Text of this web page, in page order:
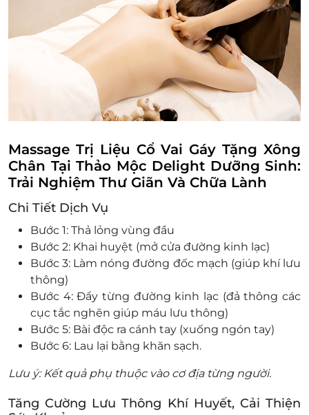
Massage Trị Liệu Cổ Vai Gáy Tặng Xông
Chân Tại Thảo Mộc Delight Dưỡng Sinh:
Trải Nghiệm Thư Giãn Và Chữa Lành
Chi Tiết Dịch Vụ
Bước 1: Thả lỏng vùng đầu
Bước 2: Khai huyệt (mở cửa đường kinh lạc)
Bước 3: Làm nóng đường đốc mạch (giúp khí lưu
thông)
Bước 4: Đẩy từng đường kinh lạc (đả thông các
cục tắc nghẽn giúp máu lưu thông)
Bước 5: Bài độc ra cánh tay (xuống ngón tay)
Bước 6: Lau lại bằng khăn sạch.
Lưu ý: Kết quả phụ thuộc vào cơ địa từng người.
Tăng Cường Lưu Thông Khí Huyết, Cải Thiện